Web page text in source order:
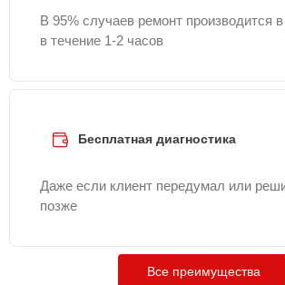
В 95% случаев ремонт производится
в течение 1-2 часов
Бесплатная диагностика
Даже если клиент передумал или
позже
Все преимущества